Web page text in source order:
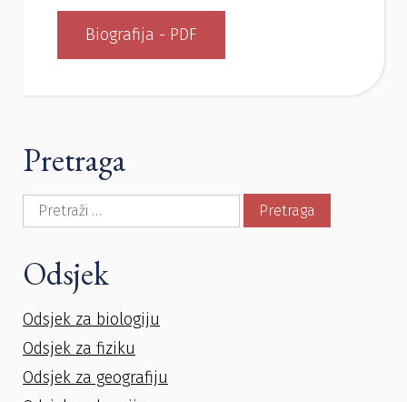
Biografija - PDF
Pretraga
Pretraga:
Odsjek
Odsjek za biologiju
Odsjek za fiziku
Odsjek za geografiju